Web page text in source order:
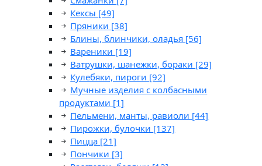
Кексы [49]
Пряники [38]
Блины, блинчики, оладья [56]
Вареники [19]
Ватрушки, шанежки, бораки [29]
Кулебяки, пироги [92]
Мучные изделия с колбасными
продуктами [1]
Пельмени, манты, равиоли [44]
Пирожки, булочки [137]
Пицца [21]
Пончики [3]